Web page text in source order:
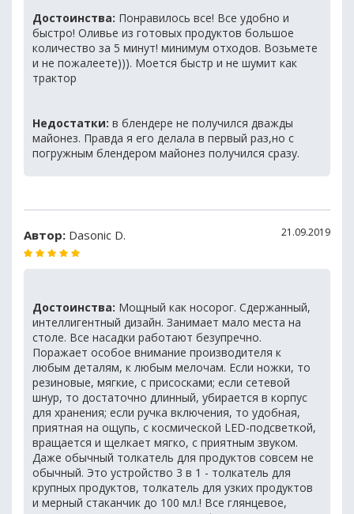
Достоинства: Понравилось все! Все удобно и
быстро! Оливье из готовых продуктов большое
количество за 5 минут! минимум отходов. Возьмете
и не пожалеете))). Моется быстр и не шумит как
трактор
Недостатки: в блендере не получился дважды
майонез. Правда я его делала в первый раз,но с
погружным блендером майонез получился сразу.
Автор: Dasonic D. 21.09.2019
Достоинства: Мощный как носорог. Сдержанный,
интеллигентный дизайн. Занимает мало места на
столе. Все насадки работают безупречно.
Поражает особое внимание производителя к
любым деталям, к любым мелочам. Если ножки, то
резиновые, мягкие, с присосками; если сетевой
шнур, то достаточно длинный, убирается в корпус
для хранения; если ручка включения, то удобная,
приятная на ощупь, с космической LED-подсветкой,
вращается и щелкает мягко, с приятным звуком.
Даже обычный толкатель для продуктов совсем не
обычный. Это устройство 3 в 1 - толкатель для
крупных продуктов, толкатель для узких продуктов
и мерный стаканчик до 100 мл.! Все глянцевое,